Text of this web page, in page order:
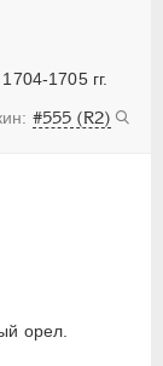
1705 гг.
#555 (R2)
орел.